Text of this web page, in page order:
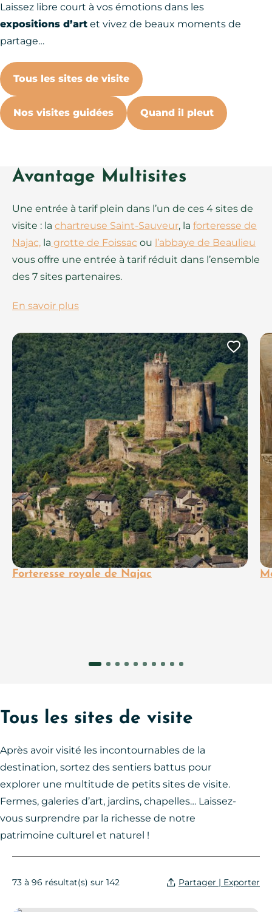
Laissez libre court à vos émotions dans les
expositions d’art et vivez de beaux moments de
partage…
Tous les sites de visite
Nos visites guidées Quand il pleut
Avantage Multisites
Une entrée à tarif plein dans l’un de ces 4 sites de
visite : la chartreuse Saint-Sauveur, la forteresse de
Najac, la grotte de Foissac ou l’abbaye de Beaulieu
vous offre une entrée à tarif réduit dans l’ensemble
des 7 sites partenaires.
En savoir plus
Forteresse royale de Najac
Tous les sites de visite
Après avoir visité les incontournables de la
destination, sortez des sentiers battus pour
explorer une multitude de petits sites de visite.
Fermes, galeries d’art, jardins, chapelles… Laissez-
vous surprendre par la richesse de notre
patrimoine culturel et naturel !
73 à 96 résultat(s) sur 142 Partager | Exporter